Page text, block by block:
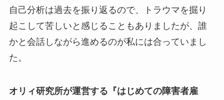
自己分析は過去を振り返るので、トラウマを掘り
起こして苦しいと感じることもありましたが、誰
かと会話しながら進めるのが私には合っていまし
た。
オリィ研究所が運営する『はじめての障害者雇